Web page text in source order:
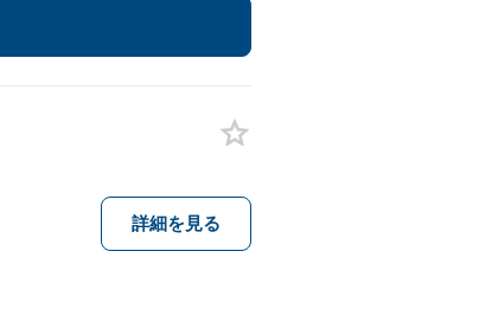
詳細を見る